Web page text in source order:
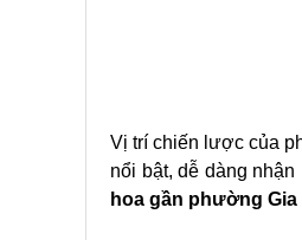
Vị trí chiến lược của
nổi bật, dễ dàng
hoa gần phường